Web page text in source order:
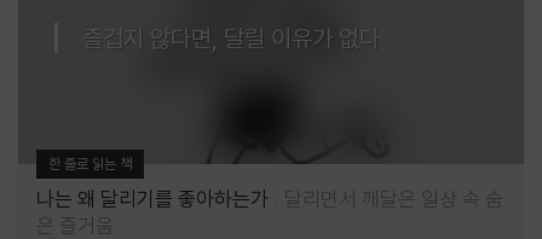
즐겁지 않다면, 달릴 이유가 없다
한 줄로 읽는 책
나는 왜 달리기를 좋아하는가
달리면서 깨달은 일상 속 숨
은 즐거움